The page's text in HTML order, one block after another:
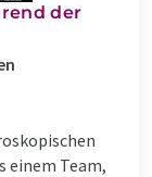
der
einem Team,